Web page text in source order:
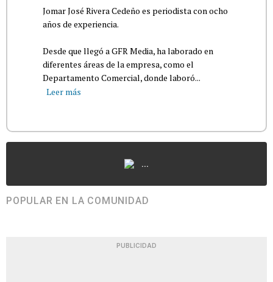
Jomar José Rivera Cedeño es periodista con ocho
años de experiencia.
Desde que llegó a GFR Media, ha laborado en
diferentes áreas de la empresa, como el
Departamento Comercial, donde laboró...
Leer más
...
POPULAR EN LA COMUNIDAD
PUBLICIDAD